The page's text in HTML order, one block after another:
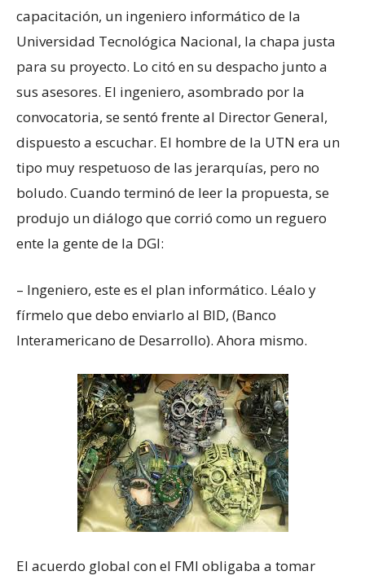
capacitación, un ingeniero informático de la
Universidad Tecnológica Nacional, la chapa justa
para su proyecto. Lo citó en su despacho junto a
sus asesores. El ingeniero, asombrado por la
convocatoria, se sentó frente al Director General,
dispuesto a escuchar. El hombre de la UTN era un
tipo muy respetuoso de las jerarquías, pero no
boludo. Cuando terminó de leer la propuesta, se
produjo un diálogo que corrió como un reguero
ente la gente de la DGI:
– Ingeniero, este es el plan informático. Léalo y
fírmelo que debo enviarlo al BID, (Banco
Interamericano de Desarrollo). Ahora mismo.
El acuerdo global con el FMI obligaba a tomar